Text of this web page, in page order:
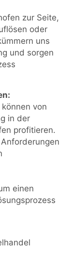
zur Seite,
oder
uns
und sorgen
von
in der
profitieren.
einen